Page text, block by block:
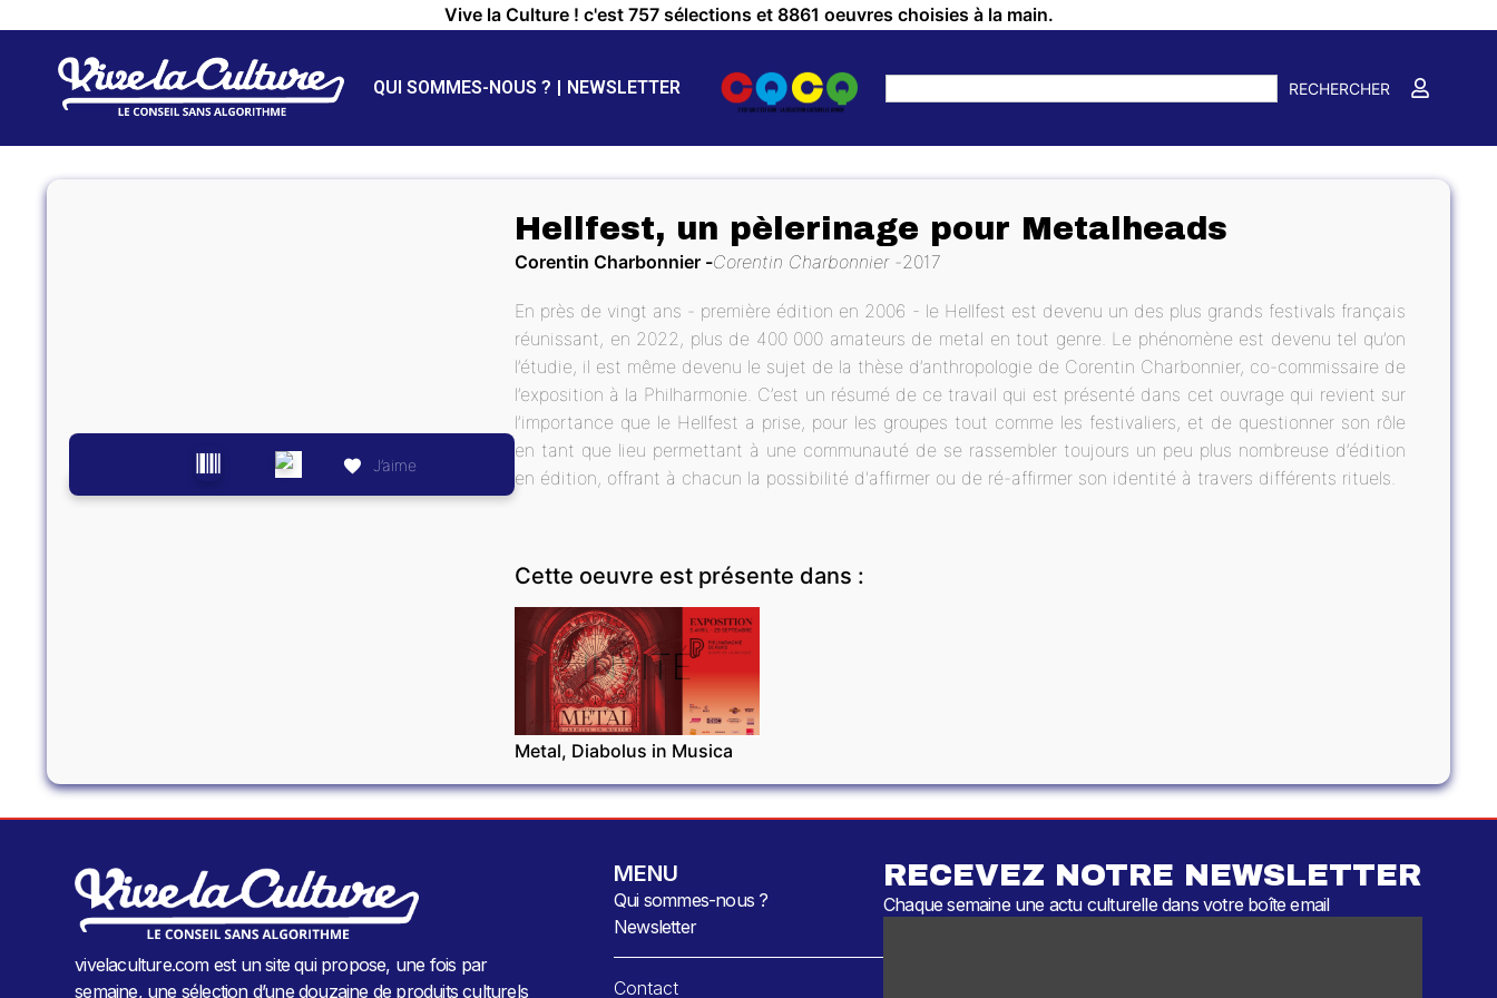
Vive la Culture ! c'est 757 sélections et 8861 oeuvres choisies à la main.
QUI SOMMES-NOUS ? NEWSLETTER RECHERCHER
J’aime
Hellfest, un pèlerinage pour Metalheads
Corentin Charbonnier Corentin Charbonnier 2017
En près de vingt ans - première édition en 2006 - le Hellfest est devenu un des plus grands festivals français
réunissant, en 2022, plus de 400 000 amateurs de metal en tout genre. Le phénomène est devenu tel qu’on
l’étudie, il est même devenu le sujet de la thèse d’anthropologie de Corentin Charbonnier, co-commissaire de
l’exposition à la Philharmonie. C’est un résumé de ce travail qui est présenté dans cet ouvrage qui revient sur
l’importance que le Hellfest a prise, pour les groupes tout comme les festivaliers, et de questionner son rôle
en tant que lieu permettant à une communauté de se rassembler toujours un peu plus nombreuse d’édition
en édition, offrant à chacun la possibilité d'affirmer ou de ré-affirmer son identité à travers différents rituels.
Cette oeuvre est présente dans :
INVITÉ
Metal, Diabolus in Musica
vivelaculture.com est un site qui propose, une fois par
semaine, une sélection d’une douzaine de produits culturels
MENU
Qui sommes-nous ?
Newsletter
Contact
RECEVEZ NOTRE NEWSLETTER
Chaque semaine une actu culturelle dans votre boîte email